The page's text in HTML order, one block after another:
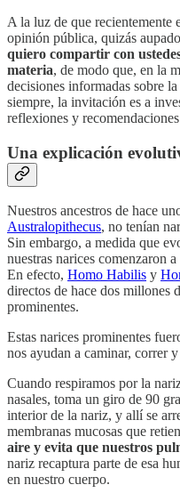
A la luz de que recientemente
opinión pública, quizás
quiero compartir con
materia, de modo que, en la
decisiones informadas sobre
siempre, la invitación es a
reflexiones y
Una explicación
Nuestros ancestros de hace
Australopithecus, no tenían
Sin embargo, a medida que
nuestras narices comenzaron
En efecto, Homo Habilis y
directos de hace dos millones
prominentes.
Estas narices prominentes
nos ayudan a caminar, correr
Cuando respiramos por la
nasales, toma un giro de 90
interior de la nariz, y allí se
membranas mucosas que
aire y evita que nuestros
nariz recaptura parte de esa
en nuestro cuerpo.